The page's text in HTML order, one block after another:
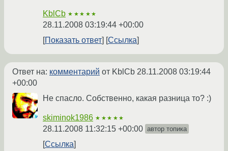
KblCb ★★★★★
28.11.2008 03:19:44 +00:00
Показать ответ
Ссылка
Ответ на: комментарий от KblCb 28.11.2008 03:19:44
+00:00
Не спасло. Собственно, какая разница то? :)
skiminok1986 ★★★★★
28.11.2008 11:32:15 +00:00 автор топика
Ссылка